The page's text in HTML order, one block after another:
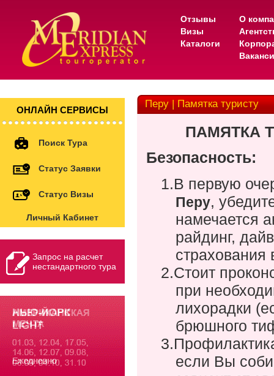
Отзывы
Визы
Каталоги
О
ОНЛАЙН СЕРВИСЫ
Поиск Тура
Статус Заявки
Статус Визы
Личный Кабинет
Запрос на расчет
нестандартного тура
Перу | Памятка туристу
ПАМЯТКА
Безопасность:
1.В первую
Перу,
намечается
райдинг,
2.Стоит
при
лихорадки
брюшного
3.
если Вы